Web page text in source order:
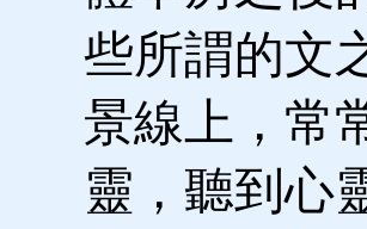
些所謂的文
景線上，常
靈，聽到心